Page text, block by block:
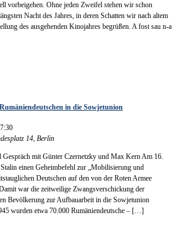
vorbeigehen. Ohne jeden Zweifel stehen wir schon
Nacht des Jahres, in deren Schatten wir nach altem
des ausgehenden Kinojahres begrüßen. A fost sau n-a
in die Sowjetunion
14, Berlin
mit Günter Czernetzky und Max Kern Am 16.
einen Geheimbefehl zur „Mobilisierung und
Deutschen auf den von der Roten Armee
war die zeitweilige Zwangsverschickung der
Bevölkerung zur Aufbauarbeit in die Sowjetunion
wurden etwa 70.000 Rumäniendeutsche – […]